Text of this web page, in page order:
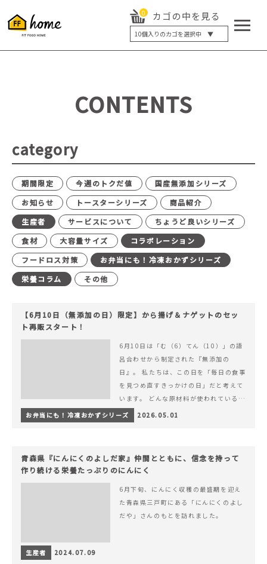
0 カゴの中を見る
10個入りのカゴを選択中 ▼
5個入り
20個入り
最大12%OFF
CONTENTS
category
期間限定 今週のトクだ値
国産無添加シリーズ
お知らせ
トースターシリーズ
商品紹介
生産者
サービスについて
ちょうど良いシリーズ
食材
大容量サイズ
コラボレーション
フードロス対策
お弁当にも！冷凍おかずシリーズ
栄養コラム
その他
【6月10日（無添加の日）限定】から揚げ＆ナゲットのセッ
ト再販スタート！
6月10日は「む（6）てん（10）」の語
呂合わせから制定された『無添加の
日』。 私たちは、この日を「毎日の食事
を見つめ直すきっかけの日」だと考えて
います。 どんな原材料が使われているの
か。 どのようにつくられているのか。&
hellip; 続きを読む 【6月10日（無添加
お弁当にも！冷凍おかずシリーズ 2026.05.01
青森県『にんにくのよしだ家』仲間とともに、信念を持って
作り続ける栄養たっぷりのにんにく
6月下旬、にんにく収穫の最盛期を迎え
た青森県三戸町にある「にんにくのよし
だや」さんのもとを訪れました。
生産者 2024.07.09